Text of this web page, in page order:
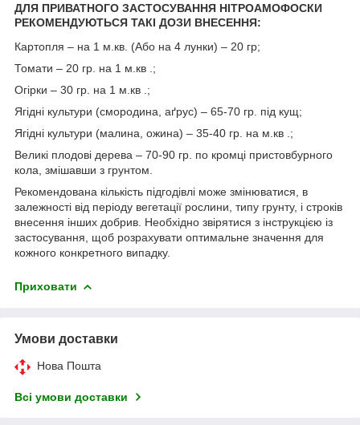
ДЛЯ ПРИВАТНОГО ЗАСТОСУВАННЯ НІТРОАМОФОСКИ
РЕКОМЕНДУЮТЬСЯ ТАКІ ДОЗИ ВНЕСЕННЯ:
Картопля – на 1 м.кв. (Або на 4 лунки) – 20 гр;
Томати – 20 гр. на 1 м.кв .;
Огірки – 30 гр. на 1 м.кв .;
Ягідні культури (смородина, аґрус) – 65-70 гр. під кущ;
Ягідні культури (малина, ожина) – 35-40 гр. на м.кв .;
Великі плодові дерева – 70-90 гр. по кромці пристовбурного
кола, змішавши з грунтом.
Рекомендована кількість підгодівлі може змінюватися, в
залежності від періоду вегетації рослини, типу грунту, і строків
внесення інших добрив. Необхідно звірятися з інструкцією із
застосування, щоб розрахувати оптимальне значення для
кожного конкретного випадку.
Приховати
Умови доставки
Нова Пошта
Всі умови доставки